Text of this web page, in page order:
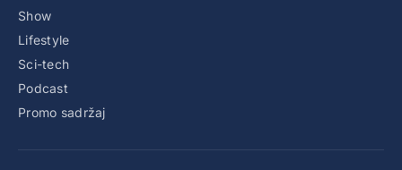
Show
Lifestyle
Sci-tech
Podcast
Promo sadržaj